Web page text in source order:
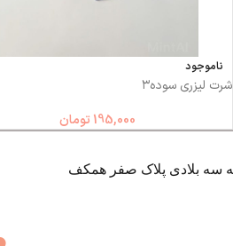
ناموجود
شرت لیزری سوده۳
195,000 تومان